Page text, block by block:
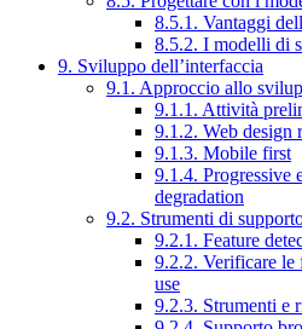
8.5.1. Vantaggi
8.5.2. I modelli di
9. Sviluppo dell’interfaccia
9.1. Approccio allo
9.1.1. Attività
9.1.2. Web design
9.1.3. Mobile first
9.1.4. Progressive
degradation
9.2. Strumenti di
9.2.1. Feature
9.2.2. Verificare le
use
9.2.3. Strumenti e